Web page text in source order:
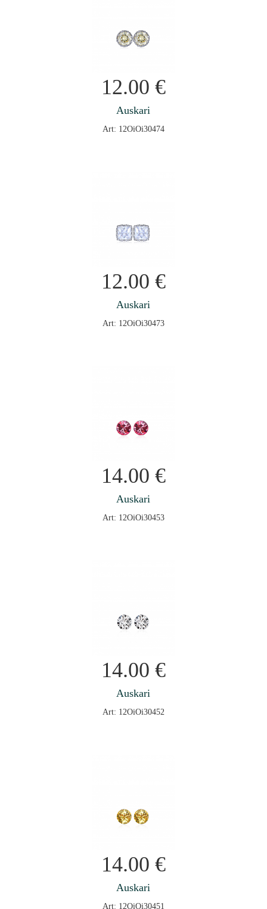
12.00 €
Auskari
Art: 12OiOi30474
12.00 €
Auskari
Art: 12OiOi30473
14.00 €
Auskari
Art: 12OiOi30453
14.00 €
Auskari
Art: 12OiOi30452
14.00 €
Auskari
Art: 12OiOi30451